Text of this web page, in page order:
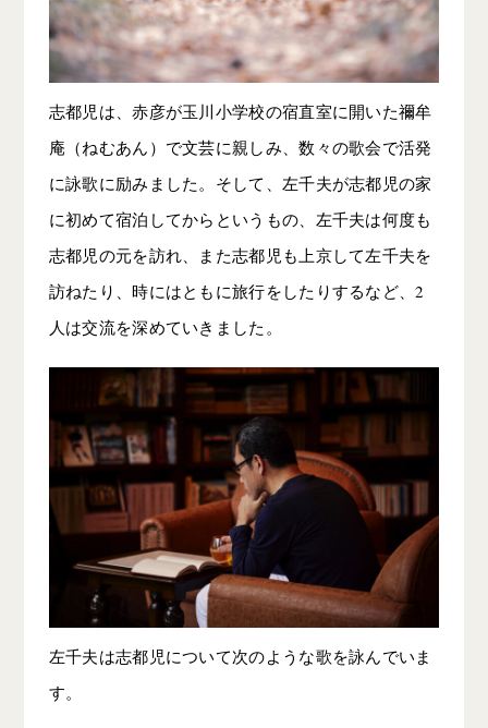
志都児は、赤彦が玉川小学校の宿直室に開いた禰牟
庵（ねむあん）で文芸に親しみ、数々の歌会で活発
に詠歌に励みました。そして、左千夫が志都児の家
に初めて宿泊してからというもの、左千夫は何度も
志都児の元を訪れ、また志都児も上京して左千夫を
訪ねたり、時にはともに旅行をしたりするなど、2
人は交流を深めていきました。
左千夫は志都児について次のような歌を詠んでいま
す。